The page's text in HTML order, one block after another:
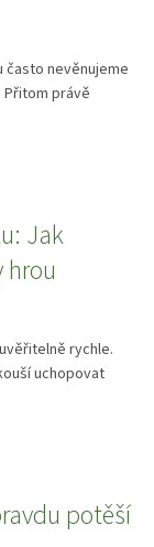
často nevěnujeme
právě
Jak
rychle.
uchopovat
potěší